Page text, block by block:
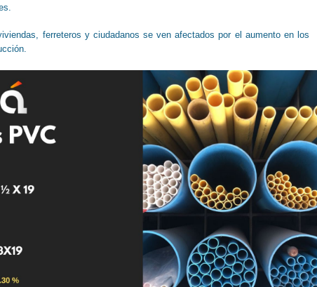
ferreteros y ciudadanos se ven afectados por el aumento en los